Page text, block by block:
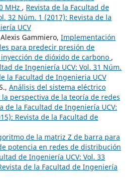
MHz , Revista de la Facultad de
32 Núm. 1 (2017): Revista de la
UCV
Gammiero, Implementación
para predecir presión de
de dióxido de carbono ,
de Ingeniería UCV: Vol. 31 Núm.
la Facultad de Ingenieria UCV
Análisis del sistema eléctrico
perspectiva de la teoría de redes
de la Facultad de Ingeniería UCV:
Revista de la Facultad de
de la matriz Z de barra para
potencia en redes de distribución
de Ingeniería UCV: Vol. 33
de la Facultad de Ingeniería